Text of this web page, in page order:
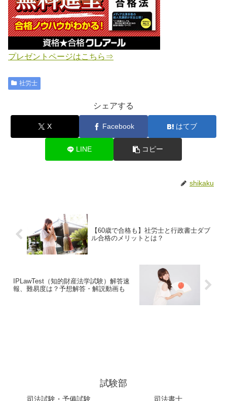
プレゼントページはこちら⇒
社労士
シェアする
X Facebook はてブ
LINE コピー
shikaku
【60歳で合格も】社労士と行政書士ダブ
ル合格のメリットとは？
IPLawTest（知的財産法学試験）解答速
報、難易度は？予想解答・解説動画も
試験部
司法試験・予備試験 司法書士